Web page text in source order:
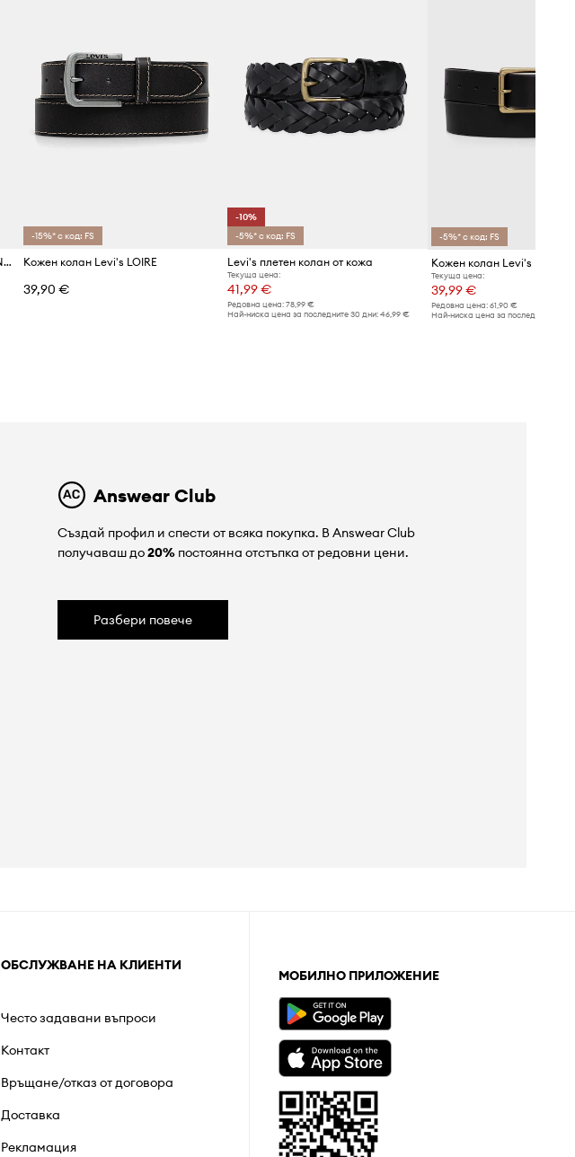
Levi's двустранен колан от кожа NEW REVERSIBLE
-15%* с код: FS
Кожен колан Levi's LOIRE
39,90 €
-10%
-5%* с код: FS
Levi's плетен колан от кожа
Текуща цена:
41,99 €
Редовна цена:78,99 €
Най-ниска цена за последните 30 дни:46,99 €
-5%* с код: FS
Кожен колан Levi's
Текуща цена:
39,99 €
Редовна цена: 61,90 €
Най-ниска цена за последните 30
Answear Club
Създай профил и спести от всяка покупка. В Answear Club
получаваш до20%постоянна отстъпка от редовни цени.
Разбери повече
ОБСЛУЖВАНЕ НА КЛИЕНТИ
Често задавани въпроси
Контакт
Връщане/отказ от договора
Доставка
Рекламация
МОБИЛНО ПРИЛОЖЕНИЕ